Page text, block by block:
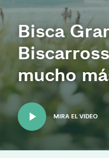
Bisca
mucho
MIRA EL VIDEO